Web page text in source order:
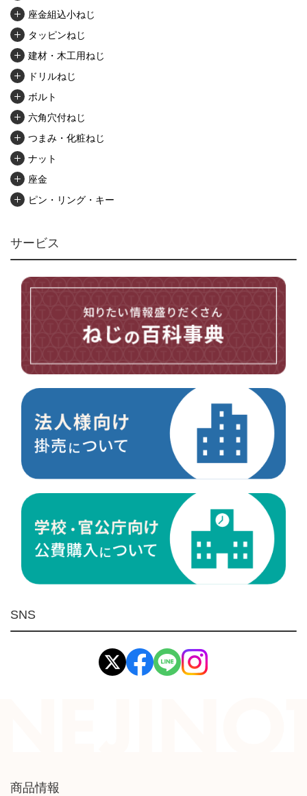
座金組込小ねじ
タッピンねじ
建材・木工用ねじ
ドリルねじ
ボルト
六角穴付ねじ
つまみ・化粧ねじ
ナット
座金
ピン・リング・キー
アンカー・プラグ
ユニファイねじ
その他ねじ
電材・設備
切削工具
ケミカル製品
荷役伝導
環境安全用品
イマオ製品(IMAO)
工業資材(栃木屋)
サービス
SNS
商品情報